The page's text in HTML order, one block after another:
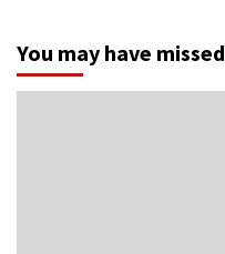
You may have missed